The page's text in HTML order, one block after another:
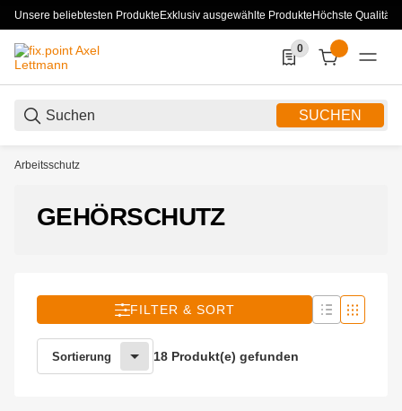
Unsere beliebtesten ProdukteExklusiv ausgewählte ProdukteHöchste Qualität
SUCHEN
0
0 Produkte in der
Arbeitsschutz
GEHÖRSCHUTZ
FILTER & SORT
Sortierung 18 Produkt(e) gefunden